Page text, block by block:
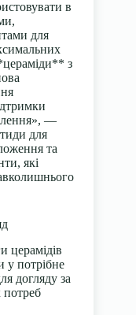
в
для
з
—
для
та
які
церамідів
у потрібне
догляду за
потреб